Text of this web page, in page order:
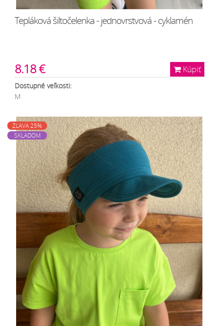
Tepláková šiltočelenka - jednovrstvová - cyklamén
Kúpiť
8.18 €
Dostupné veľkosti:
M
ZĽAVA 25%
SKLADOM